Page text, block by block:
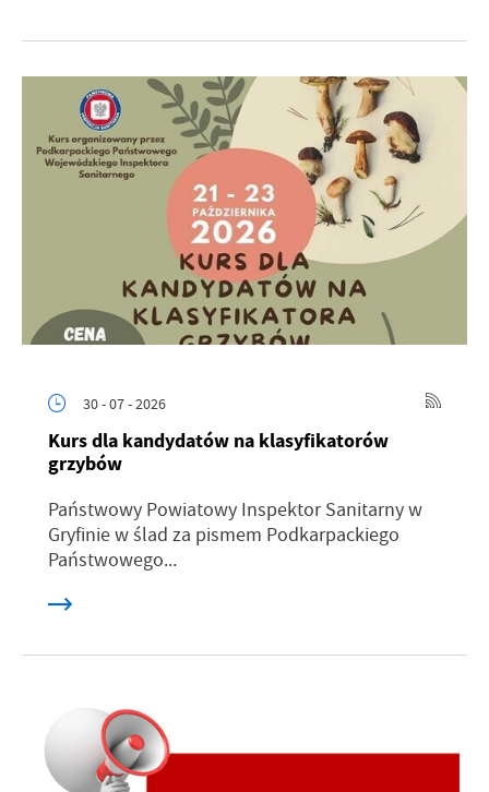
30 - 07 - 2026
Kurs dla kandydatów na klasyfikatorów
grzybów
Państwowy Powiatowy Inspektor Sanitarny w
Gryfinie w ślad za pismem Podkarpackiego
Państwowego...